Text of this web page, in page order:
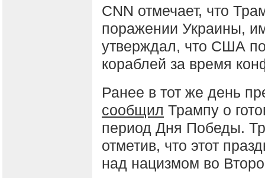
CNN отмечает, что
поражении Украины,
утверждал, что США
кораблей за время
Ранее в тот же день
сообщил Трампу о
период Дня Победы.
отметив, что этот
над нацизмом во